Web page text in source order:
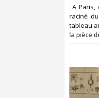
A
raciné
tableau
la pièce